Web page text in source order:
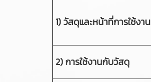
1) วัสดุและหน้าที่การใช้งาน
2) การใช้งานกับวัสดุ